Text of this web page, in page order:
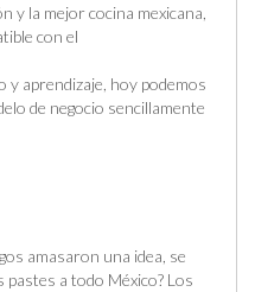
y la mejor cocina mexicana,
con el
y aprendizaje, hoy podemos
de negocio sencillamente
amasaron una idea, se
a todo México? Los